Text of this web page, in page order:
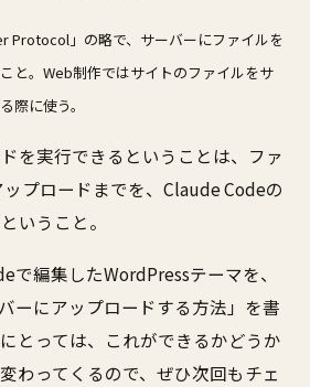
Protocol」の略で、サーバーにファイルを
と。Web制作ではサイトのファイルをサ
際に使う。
を実行できるということは、ファ
プロードまでを、Claude Codeの
いうこと。
で編集したWordPressテーマを、
ーにアップロードする方法」を書
とっては、これができるかどうか
わってくるので、ぜひ次回もチェ